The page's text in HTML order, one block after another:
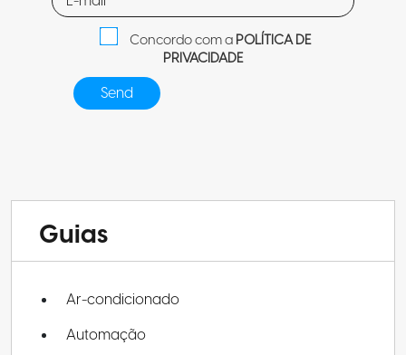
Concordo com aPOLÍTICA DE
PRIVACIDADE
Guias
Ar-condicionado
Automação